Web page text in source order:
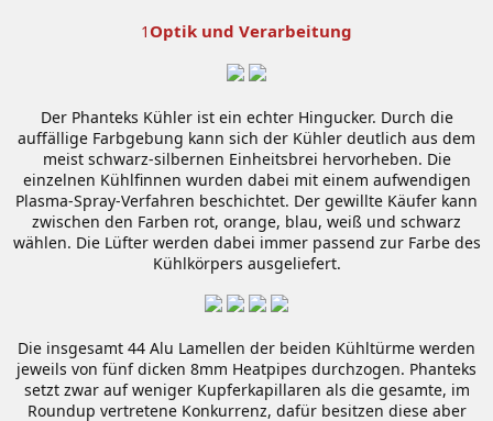
1 Optik und Verarbeitung
Der Phanteks Kühler ist ein echter Hingucker. Durch die
auffällige Farbgebung kann sich der Kühler deutlich aus dem
meist schwarz-silbernen Einheitsbrei hervorheben. Die
einzelnen Kühlfinnen wurden dabei mit einem aufwendigen
Plasma-Spray-Verfahren beschichtet. Der gewillte Käufer kann
zwischen den Farben rot, orange, blau, weiß und schwarz
wählen. Die Lüfter werden dabei immer passend zur Farbe des
Kühlkörpers ausgeliefert.
Die insgesamt 44 Alu Lamellen der beiden Kühltürme werden
jeweils von fünf dicken 8mm Heatpipes durchzogen. Phanteks
setzt zwar auf weniger Kupferkapillaren als die gesamte, im
Roundup vertretene Konkurrenz, dafür besitzen diese aber